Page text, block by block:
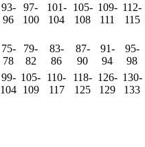
93-
96
97-
100
101-
104
105-
108
109-
111
112-
115
75-
78
79-
82
83-
86
87-
90
91-
94
95-
98
99-
104
105-
109
110-
117
118-
125
126-
129
130-
133